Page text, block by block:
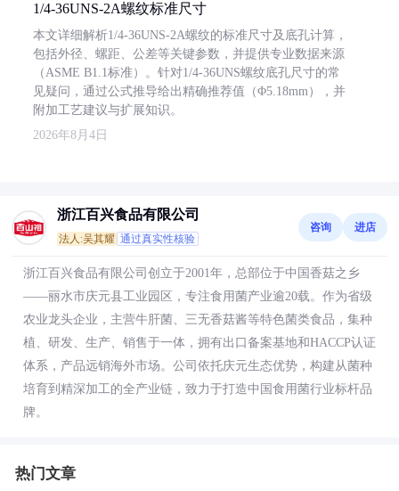
1/4-36UNS-2A螺纹标准尺寸
本文详细解析1/4-36UNS-2A螺纹的标准尺寸及底孔计算，
包括外径、螺距、公差等关键参数，并提供专业数据来源
（ASME B1.1标准）。针对1/4-36UNS螺纹底孔尺寸的常
见疑问，通过公式推导给出精确推荐值（Φ5.18mm），并
附加工艺建议与扩展知识。
2026年8月4日
浙江百兴食品有限公司
法人:吴其耀 通过真实性核验
咨询 进店
浙江百兴食品有限公司创立于2001年，总部位于中国香菇之乡
——丽水市庆元县工业园区，专注食用菌产业逾20载。作为省级
农业龙头企业，主营牛肝菌、三无香菇酱等特色菌类食品，集种
植、研发、生产、销售于一体，拥有出口备案基地和HACCP认证
体系，产品远销海外市场。公司依托庆元生态优势，构建从菌种
培育到精深加工的全产业链，致力于打造中国食用菌行业标杆品
牌。
热门文章